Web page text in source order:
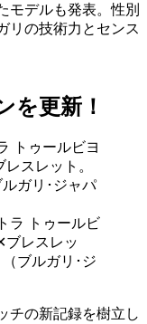
モデルも発表。性別
リの技術力とセンス
を更新！
ラ トゥールビ
ブレスレッ
ブルガリ･ジ
チの新記録を樹立し